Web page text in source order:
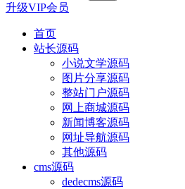
升级VIP会员
首页
站长源码
小说文学源码
图片分享源码
整站门户源码
网上商城源码
新闻博客源码
网址导航源码
其他源码
cms源码
dedecms源码